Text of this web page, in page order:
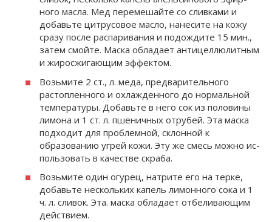
ного масла. Мед перемешайте со сливками и
добавьте цитрусовое масло, нанесите на кожу
сразу после распаривания и подождите 15 мин.,
затем смойте. Маска об­ладает антицеллюлитным
и жиросжигающим эффектом.
Возьмите 2 ст., л. меда, пред­варительного
растопленного и охлажденного до нормальной
температуры. Добавьте в него сок из половины
лимона и 1 ст. л. пше­ничных отрубей. Эта маска
подхо­дит для проблемной, склонной к
образованию угрей кожи. Эту же смесь можно ис­
пользовать в каче­стве скраба.
Возьмите один огурец, натрите его на терке,
добавьте несколь­ких капель ли­монного сока и 1
ч. л. сливок. Эта. маска об­ладает отбе­ливающим
дей­ствием.